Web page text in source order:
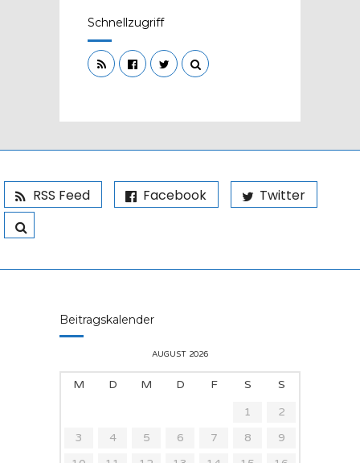
Schnellzugriff
RSS Feed Facebook Twitter
Beitragskalender
AUGUST 2026
M D M D F S
S
1
2
3
4 5 6 7 8
9